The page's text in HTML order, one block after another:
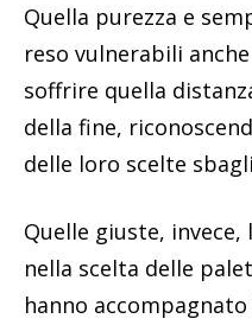
Quella purezza e
reso vulnerabili
soffrire quella
della fine,
delle loro scelte
Quelle giuste,
nella scelta delle
hanno